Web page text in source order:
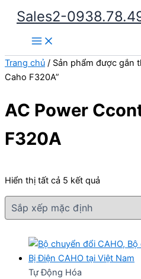
Nhảy
dung
Sales2-
Main
Menu
Trang chủ / Sản phẩm được gắn
Caho F320A”
AC Power
F320A
Hiển thị tất cả 5 kết quả
Tự Động Hóa